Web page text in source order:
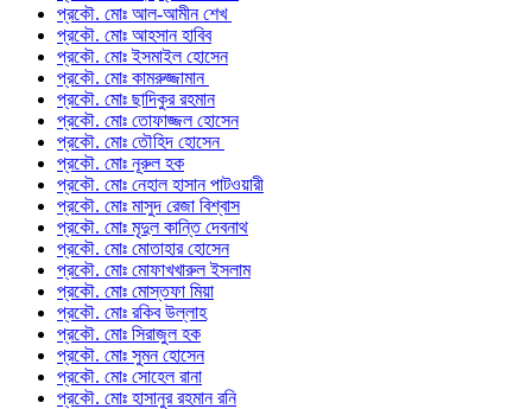
প্রকৌ. মোঃ আল-আমীন শেখ
প্রকৌ. মোঃ আহসান হাবিব
প্রকৌ. মোঃ ইসমাইল হোসেন
প্রকৌ. মোঃ কামরুজ্জামান
প্রকৌ. মোঃ ছাদিকুর রহমান
প্রকৌ. মোঃ তোফাজ্জল হোসেন
প্রকৌ. মোঃ তৌহিদ হোসেন
প্রকৌ. মোঃ নূরুল হক
প্রকৌ. মোঃ নেহাল হাসান পাটওয়ারী
প্রকৌ. মোঃ মাসুদ রেজা বিশ্বাস
প্রকৌ. মোঃ মৃদুল কান্তি দেবনাথ
প্রকৌ. মোঃ মোতাহার হোসেন
প্রকৌ. মোঃ মোফাখখারুল ইসলাম
প্রকৌ. মোঃ মোস্তফা মিয়া
প্রকৌ. মোঃ রকিব উল্লাহ
প্রকৌ. মোঃ সিরাজুল হক
প্রকৌ. মোঃ সুমন হোসেন
প্রকৌ. মোঃ সোহেল রানা
প্রকৌ. মোঃ হাসানুর রহমান রনি